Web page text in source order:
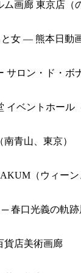
画廊 東京店（
女 — 熊本日動
ロン・ド・ボ
ベントホール
青山、東京）
（ウィーン
春口光義の軌跡
店美術画廊